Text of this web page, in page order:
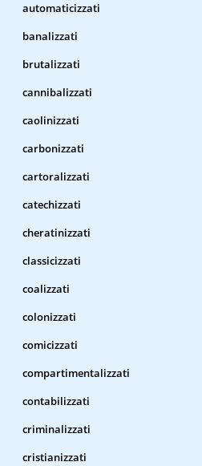
automaticizzati
banalizzati
brutalizzati
cannibalizzati
caolinizzati
carbonizzati
cartoralizzati
catechizzati
cheratinizzati
classicizzati
coalizzati
colonizzati
comicizzati
compartimentalizzati
contabilizzati
criminalizzati
cristianizzati